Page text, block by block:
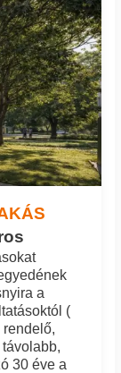
a
(
30 éve a